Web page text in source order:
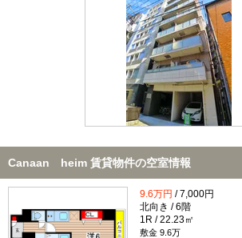
不動産会社から
TOP
Canaan heim 賃貸物件の空室情報
9.6万円 / 7,000円
北向き / 6階
1R / 22.23㎡
敷金 9.6万